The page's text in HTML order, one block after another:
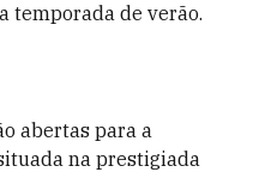
temporada de verão.
abertas para a
na prestigiada